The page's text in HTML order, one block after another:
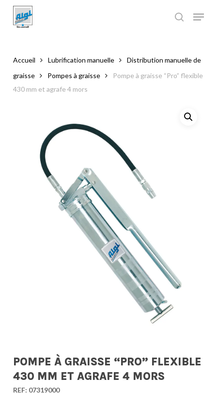
main
Accueil Lubrification manuelle
Distribution manuelle de
graisse
Pompes à graisse
Pompe à graisse “Pro” flexible
430 mm et agrafe 4 mors
POMPE À GRAISSE “PRO” FLEXIBLE
430 MM ET AGRAFE 4 MORS
REF: 07319000